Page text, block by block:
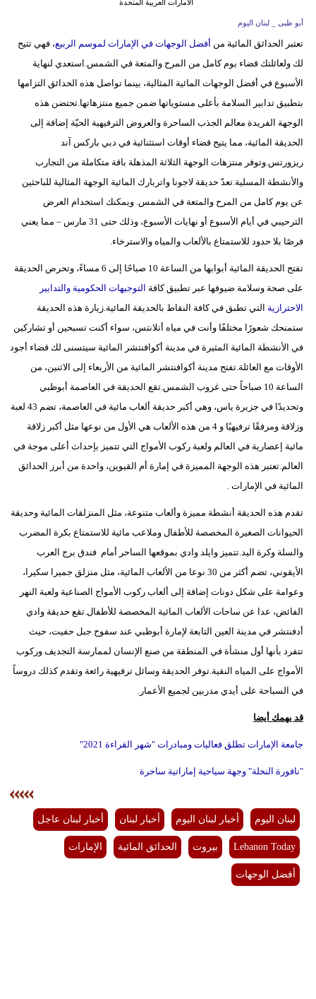
أزياء
إسلامية
علوم
وتكنولوجيا
مدوَّنات
سيارات
الامارات العربية المتحدة
أبو ظبى _ لبنان اليوم
تعتبر الحدائق المائية من أفضل الوجهات في الإمارات لموسم الربيع، فهي تتيح
لك ولعائلتك قضاء يوم كامل من المرح والمتعة في الشمس.استعدي لنهاية
الأسبوع في أفضل الوجهات المائية المثالية، بينما تواصل هذه الحدائق التزامها
بتطبيق تدابير السلامة بأعلى مستوياتها ضمن جميع منتزهاتها.تحتضن هذه
الوجهة الفريدة معالم الجذب الساحرة والعروض الترفيهية الحيّة إضافة إلى
الحديقة المائية، مما يتيح قضاء أوقات استثنائية في دبي باركس آند
ريزورتس.وتوفر منتزهات الوجهة الثلاثة المذهلة باقة متكاملة من التجارب
والأنشطة المسلية.تعدّ حديقة لاجونا واتربارك المائية الوجهة المثالية للباحثين
عن يوم كامل من المرح والمتعة في الشمس. ويمكنك استخدام العرض
الترحيبي في أيام الأسبوع أو نهايات الأسبوع، وذلك حتى 31 مارس – مما يعني
فرصًا بلا حدود للاستمتاع بالألعاب والمياه والاسترخاء.
تفتح الحديقة المائية أبوابها من الساعة 10 صباحًا إلى 6 مساءً، وتحرص الحديقة
على صحة وسلامة ضيوفها عبر تطبيق كافة التوجيهات الحكومية والتدابير
الاحترازية التي تطبق في كافة النقاط بالحديقة المائية.زيارة هذه الحديقة
ستمنحك شعورًا مختلفًا وأنت في مياه أتلانتس، سواء أكنت تسبحين أو تشاركين
في الأنشطة المائية المثيرة في مدينة أكوافنتشر المائية سيتسنى لك قضاء أجود
الأوقات مع العائلة.تفتح مدينة أكوافنتشر المائية من الأربعاء إلى الاثنين، من
الساعة 10 صباحاً حتى غروب الشمس.تقع الحديقة في العاصمة أبوظبي
وتحديدًا في جزيرة ياس، وهي أكبر حديقة ألعاب مائية في العاصمة، تضم 43 لعبة
وزلاقة ومرفقًا ترفيهيًا و 4 من هذه الألعاب هي الأول من نوعها مثل أكبر زلاقة
مائية إعصارية في العالم ولعبة ركوب الأمواج التي تتميز بإحداث أعلى موجة في
العالم.تعتبر هذه الوجهة المميزة في إمارة أم القيوين، واحدة من أبرز الحدائق
المائية في الإمارات .
تقدم هذه الحديقة أنشطة مميزة وألعاب متنوعة، مثل المنزلقات المائية وحديقة
الحيوانات الصغيرة المخصصة للأطفال وملاعب مائية للاستمتاع بكرة المضرب
والسلة وكرة اليد.تتميز وايلد وادي بموقعها الساحر أمام فندق برج العرب
الأيقوني، تضم أكثر من 30 نوعا من الألعاب المائية، مثل منزلق جميرا سكيرا،
وعوامة على شكل دونات إضافة إلى ألعاب ركوب الأمواج الصناعية ولعبة النهر
الفائض، عدا عن ساحات الألعاب المائية المخصصة للأطفال.تقع حديقة وادي
أدفنتشر في مدينة العين التابعة لإمارة أبوظبي عند سفوح جبل حفيت، حيث
تتفرد بأنها أول منشأة في المنطقة من صنع الإنسان لممارسة التجديف وركوب
الأمواج على المياه النقية.توفر الحديقة وسائل ترفيهية رائعة وتقدم كذلك دروساً
في السباحة على أيدي مدربين لجميع الأعمار.
قد يهمك أيضا
جامعة الإمارات تطلق فعاليات ومبادرات "شهر القراءة 2021"
"نافورة النخلة" وجهة سياحية إماراتية ساحرة
لبنان اليوم أخبار لبنان اليوم أخبار لبنان أخبار لبنان عاجل
Lebanon Today بيروت الحدائق المائية الإمارات
أفضل الوجهات